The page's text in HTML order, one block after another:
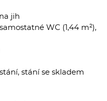
jih
WC (1,44 m²),
stání se skladem